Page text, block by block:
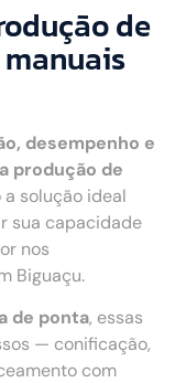
de
desempenho e
produção de
a solução ideal
sua capacidade
nos
Biguaçu.
de ponta, essas
— conificação,
com